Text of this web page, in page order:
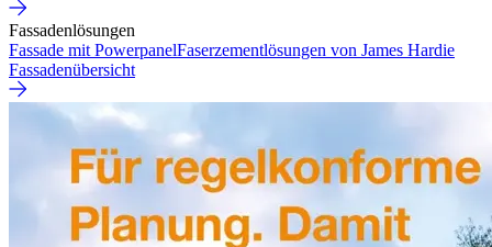
Fassadenlösungen
Fassade mit PowerpanelFaserzementlösungen von James Hardie
Fassadenübersicht